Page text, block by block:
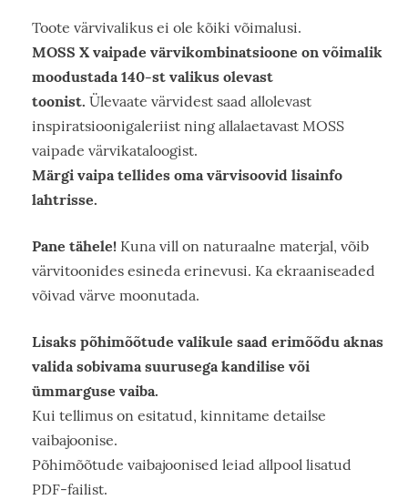
Toote värvivalikus ei ole kõiki võimalusi.
MOSS X vaipade värvikombinatsioone on võimalik
moodustada 140-st valikus olevast
toonist. Ülevaate värvidest saad allolevast
inspiratsioonigaleriist ning allalaetavast MOSS
vaipade värvikataloogist.
Märgi vaipa tellides oma värvisoovid lisainfo
lahtrisse.
Pane tähele! Kuna vill on naturaalne materjal, võib
värvitoonides esineda erinevusi. Ka ekraaniseaded
võivad värve moonutada.
Lisaks põhimõõtude valikule saad erimõõdu aknas
valida sobivama suurusega kandilise või
ümmarguse vaiba.
Kui tellimus on esitatud, kinnitame detailse
vaibajoonise.
Põhimõõtude vaibajoonised leiad allpool lisatud
PDF-failist.